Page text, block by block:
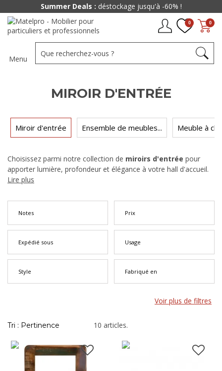
0
0
Menu
MIROIR D'ENTRÉE
Miroir d'entrée Ensemble de meubles... Meuble à
Choisissez parmi notre collection de miroirs d'entrée pour
apporter lumière, profondeur et élégance à votre hall d'accueil.
Ronds, rectangulaires, en pied ou muraux, nos miroirs sont
dernier coup d'œil pratique avant de franchir la porte.
Lire plus
Notes Prix
Expédié sous Usage
Style Fabriqué en
Voir plus de filtres
Tri : Pertinence 10 articles.
Summer Deals : déstockage jusqu'à -60% !